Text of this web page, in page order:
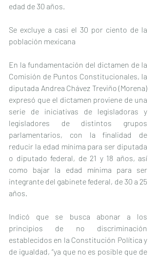
edad de 30 años.
Se excluye a casi el 30 por ciento de la
población mexicana
En la fundamentación del dictamen de la
Comisión de Puntos Constitucionales, la
diputada Andrea Chávez Treviño (Morena)
expresó que el dictamen proviene de una
serie de iniciativas de legisladoras y
legisladores de distintos grupos
parlamentarios, con la finalidad de
reducir la edad mínima para ser diputada
o diputado federal, de 21 y 18 años, así
como bajar la edad mínima para ser
integrante del gabinete federal, de 30 a 25
años.
Indicó que se busca abonar a los
principios de no discriminación
establecidos en la Constitución Política y
de igualdad, “ya que no es posible que de